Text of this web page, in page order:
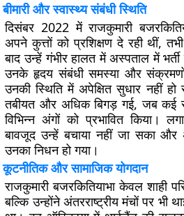
बीमारी और स्वास्थ्य संबंधी स्थिति
दिसंबर 2022 में राजकुमारी
अपने कुत्तों को प्रशिक्षण दे रही थीं,
बाद उन्हें गंभीर हालत में अस्पताल में
उनके हृदय संबंधी समस्या और
उनकी स्थिति में अपेक्षित सुधार नहीं
तबीयत और अधिक बिगड़ गई, जब कई
विभिन्न अंगों को प्रभावित किया।
बावजूद उन्हें बचाया नहीं जा सका
उनका निधन हो गया।
कूटनीतिक और सामाजिक योगदान
राजकुमारी बजरकितियाभा केवल शाही
बल्कि उन्होंने अंतरराष्ट्रीय मंचों पर भी